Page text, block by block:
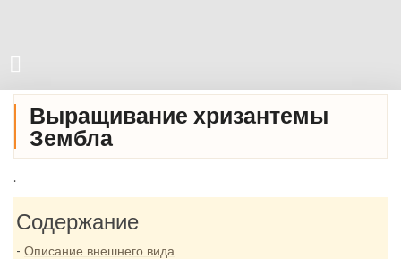
Выращивание хризантемы
Зембла
.
Содержание
Описание внешнего вида